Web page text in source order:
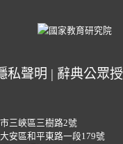
私聲明 | 辭典公眾
三峽區三樹路2號
安區和平東路一段179號